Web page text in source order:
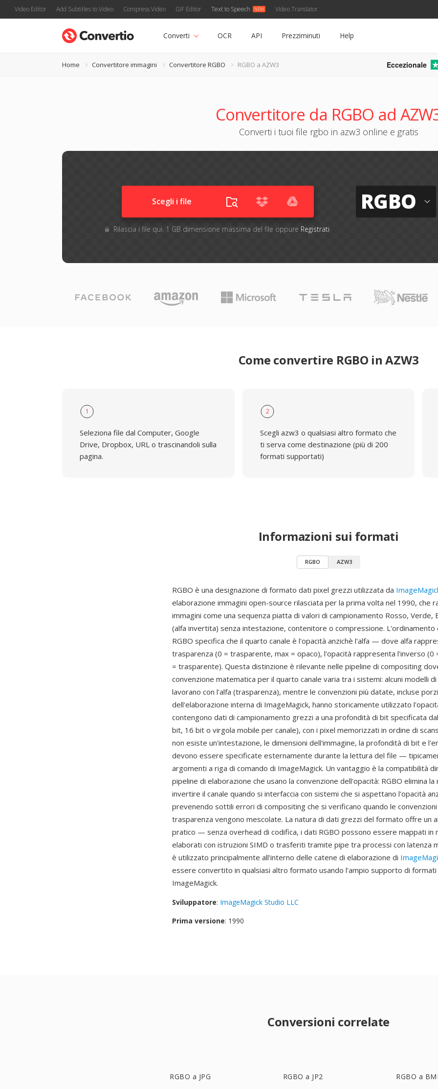
Video Editor Add Subtitles to Video Compress Video GIF Editor Text to Speech Video Translator
Converti OCR API Prezziminuti Help
Home Convertitore immagini Convertitore RGBO RGBO a AZW3 Eccezionale
Convertitore da RGBO ad
Converti i tuoi file rgbo in azw3 online e gratis
Scegli i file
Rilascia i file qui. 1 GB dimensione massima del file oppure Registrati
RGBO
Come convertire RGBO in AZW3
1
Seleziona file dal Computer, Google
Drive, Dropbox, URL o trascinandoli sulla
pagina.
2
Scegli azw3 o qualsiasi altro formato che
ti serva come destinazione (più di 200
formati supportati)
Informazioni sui formati
RGBO AZW3
RGBO è una designazione di formato dati pixel grezzi utilizzata da
elaborazione immagini open-source rilasciata per la prima volta nel 1990, che
immagini come una sequenza piatta di valori di campionamento Rosso, Verde,
(alfa invertita) senza intestazione, contenitore o compressione. L'ordinamento
RGBO specifica che il quarto canale è l'opacità anzichè l'alfa — dove alfa
trasparenza (0 = trasparente, max = opaco), l'opacità rappresenta l'inverso (0
= trasparente). Questa distinzione è rilevante nelle pipeline di compositing
convenzione matematica per il quarto canale varia tra i sistemi: alcuni modelli
lavorano con l'alfa (trasparenza), mentre le convenzioni più datate, incluse
dell'elaborazione interna di ImageMagick, hanno storicamente utilizzato
contengono dati di campionamento grezzi a una profondità di bit specificata
bit, 16 bit o virgola mobile per canale), con i pixel memorizzati in ordine di
non esiste un'intestazione, le dimensioni dell'immagine, la profondità di bit e
devono essere specificate esternamente durante la lettura del file —
argomenti a riga di comando di ImageMagick. Un vantaggio è la compatibilità
pipeline di elaborazione che usano la convenzione dell'opacità: RGBO elimina la
invertire il canale quando si interfaccia con sistemi che si aspettano l'opacità
prevenendo sottili errori di compositing che si verificano quando le
trasparenza vengono mescolate. La natura di dati grezzi del formato offre un
pratico — senza overhead di codifica, i dati RGBO possono essere mappati in
elaborati con istruzioni SIMD o trasferiti tramite pipe tra processi con latenza
è utilizzato principalmente all'interno delle catene di elaborazione di
essere convertito in qualsiasi altro formato usando l'ampio supporto di formati
ImageMagick.
Sviluppatore: ImageMagick Studio LLC
Prima versione: 1990
Conversioni correlate
RGBO a JPG RGBO a JP2 RGBO a